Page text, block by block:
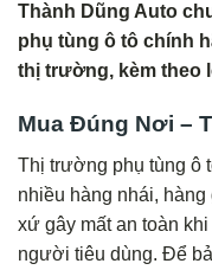
Thành Dũng Auto
phụ tùng ô tô chính
thị trường, kèm theo
Mua Đúng Nơi –
Thị trường phụ tùng ô
nhiều hàng nhái,
xứ gây mất an toàn
người tiêu dùng. Để